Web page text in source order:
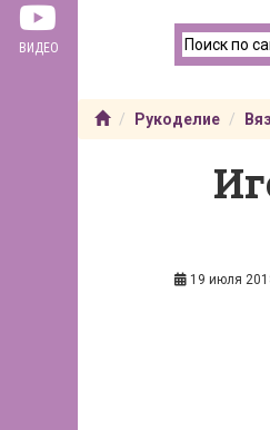
ВИДЕО
Рукоделие
19 июля